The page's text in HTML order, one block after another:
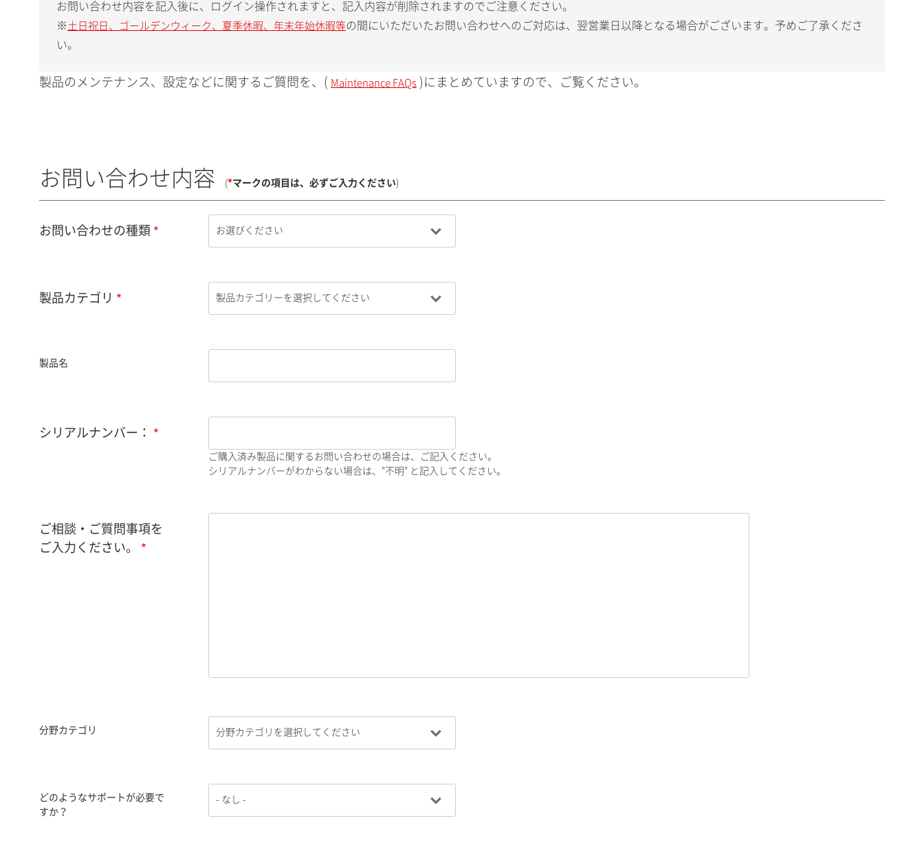
お問い合わせ内容を記入後に、ログイン操作されますと、記入内容が削除されますのでご注意ください。
※ 土日祝日、ゴールデンウィーク、夏季休暇、年末年始休暇等の間にいただいたお問い合わせへのご対応は、翌営業日以降となる場合がございます。予めご了承くださ
い。
製品のメンテナンス、設定などに関するご質問を、( Maintenance FAQs )にまとめていますので、ご覧ください。
お問い合わせ内容 (*マークの項目は、必ずご入力ください)
お問い合わせの種類
製品カテゴリ
製品名
シリアルナンバー：
ご購入済み製品に関するお問い合わせの場合は、ご記入ください。
シリアルナンバーがわからない場合は、"不明" と記入してください。
ご相談・ご質問事項を
ご入力ください。
分野カテゴリ
どのようなサポートが必要で
すか？